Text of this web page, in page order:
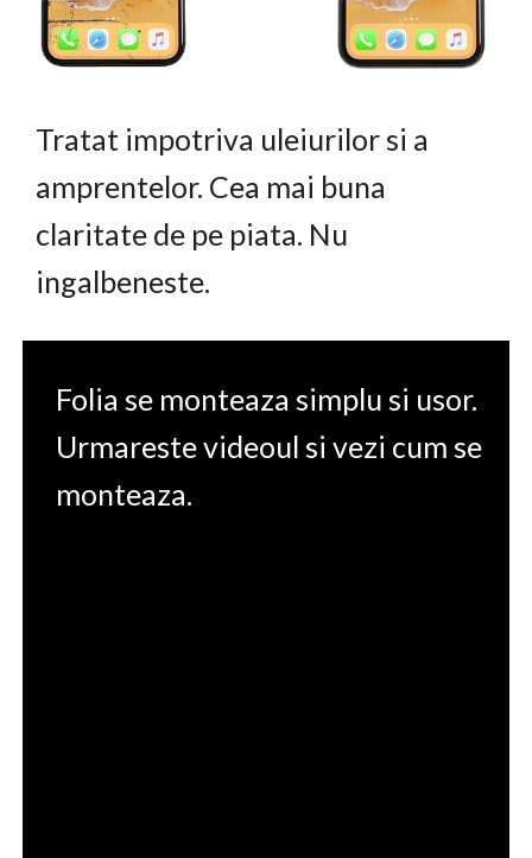
Tratat impotriva uleiurilor si a
amprentelor. Cea mai buna
claritate de pe piata. Nu
ingalbeneste.
Folia se monteaza simplu si usor.
Urmareste videoul si vezi cum se
monteaza.